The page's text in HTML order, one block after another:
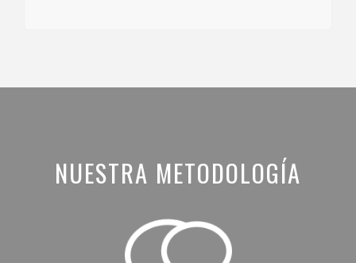
NUESTRA METODOLOGÍA